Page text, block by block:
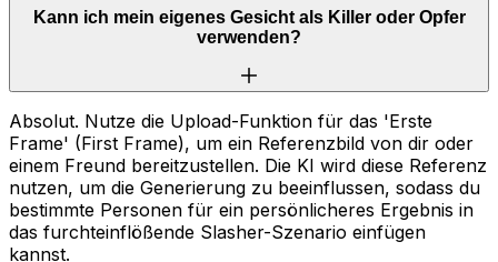
Kann ich mein eigenes Gesicht als Killer oder Opfer
verwenden?
Absolut. Nutze die Upload-Funktion für das 'Erste
Frame' (First Frame), um ein Referenzbild von dir oder
einem Freund bereitzustellen. Die KI wird diese Referenz
nutzen, um die Generierung zu beeinflussen, sodass du
bestimmte Personen für ein persönlicheres Ergebnis in
das furchteinflößende Slasher-Szenario einfügen
kannst.